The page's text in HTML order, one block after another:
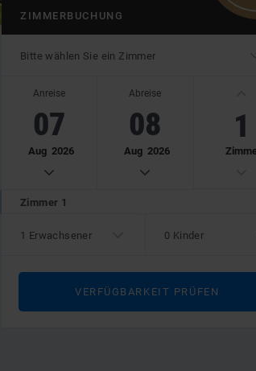
ZIMMERBUCHUNG
Bitte wählen Sie ein Zimmer
Anreise
07
Aug 2026
G
Abreise
08
Aug 2026
G
1
Zimmer 1
1 Erwachsener 0 Kinder
VERFÜGBARKEIT PRÜFEN